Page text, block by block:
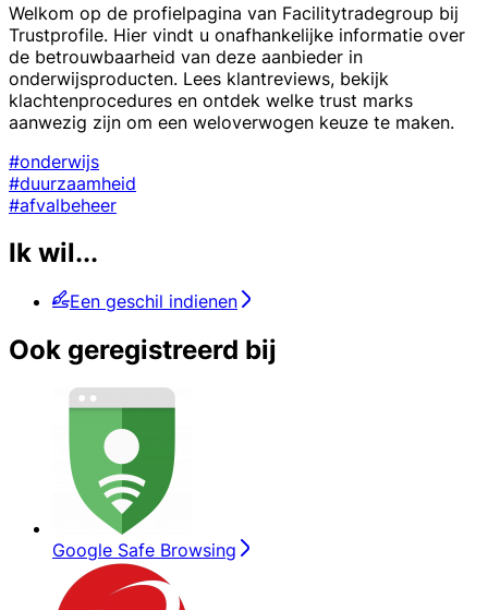
Welkom op de profielpagina van Facilitytradegroup bij
Trustprofile. Hier vindt u onafhankelijke informatie over
de betrouwbaarheid van deze aanbieder in
onderwijsproducten. Lees klantreviews, bekijk
klachtenprocedures en ontdek welke trust marks
aanwezig zijn om een weloverwogen keuze te maken.
#onderwijs
#duurzaamheid
#afvalbeheer
Ik wil...
Een geschil indienen
Ook geregistreerd bij
Google Safe Browsing